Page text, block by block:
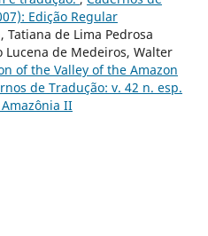
Edição Regular
de Lima Pedrosa
Lucena de Medeiros, Walter
of the Valley of the Amazon
de Tradução: v. 42 n. esp.
II